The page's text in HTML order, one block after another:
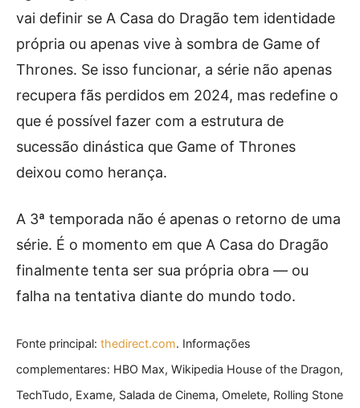
vai definir se A Casa do Dragão tem identidade
própria ou apenas vive à sombra de Game of
Thrones. Se isso funcionar, a série não apenas
recupera fãs perdidos em 2024, mas redefine o
que é possível fazer com a estrutura de
sucessão dinástica que Game of Thrones
deixou como herança.
A 3ª temporada não é apenas o retorno de uma
série. É o momento em que A Casa do Dragão
finalmente tenta ser sua própria obra — ou
falha na tentativa diante do mundo todo.
Fonte principal: thedirect.com. Informações
complementares: HBO Max, Wikipedia House of the Dragon,
TechTudo, Exame, Salada de Cinema, Omelete, Rolling Stone